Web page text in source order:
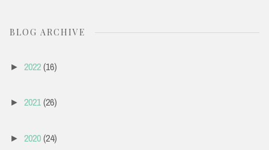
BLOG ARCHIVE
► 2022(16)
► 2021(26)
► 2020(24)